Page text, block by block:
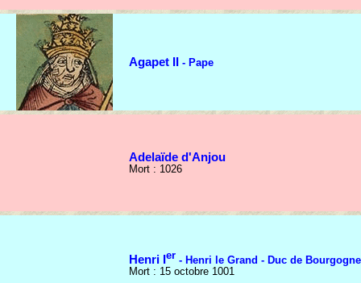
Agapet II - Pape
Adelaïde d'Anjou
Mort : 1026
Henri Ier - Henri le Grand - Duc de Bourgogne
Mort : 15 octobre 1001